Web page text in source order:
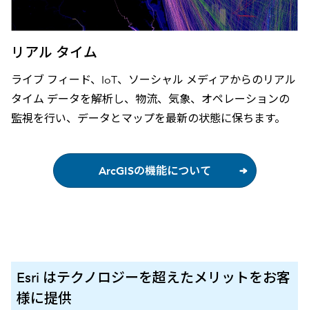
リアル タイム
ライブ フィード、IoT、ソーシャル メディアからのリアル
タイム データを解析し、物流、気象、オペレーションの
監視を行い、データとマップを最新の状態に保ちます。
ArcGISの機能について
Esri はテクノロジーを超えたメリットをお客
様に提供